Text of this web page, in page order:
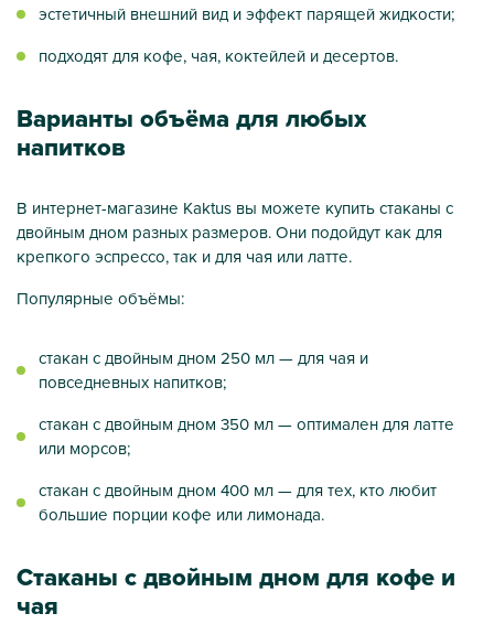
эстетичный внешний вид и эффект парящей жидкости;
подходят для кофе, чая, коктейлей и десертов.
Варианты объёма для любых
напитков
В интернет-магазине Kaktus вы можете купить стаканы с
двойным дном разных размеров. Они подойдут как для
крепкого эспрессо, так и для чая или латте.
Популярные объёмы:
стакан с двойным дном 250 мл — для чая и
повседневных напитков;
стакан с двойным дном 350 мл — оптимален для латте
или морсов;
стакан с двойным дном 400 мл — для тех, кто любит
большие порции кофе или лимонада.
Стаканы с двойным дном для кофе и
чая